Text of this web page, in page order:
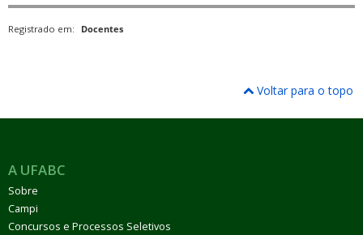
Registrado em: Docentes
Voltar para o topo
A UFABC
Sobre
Campi
Concursos e Processos Seletivos